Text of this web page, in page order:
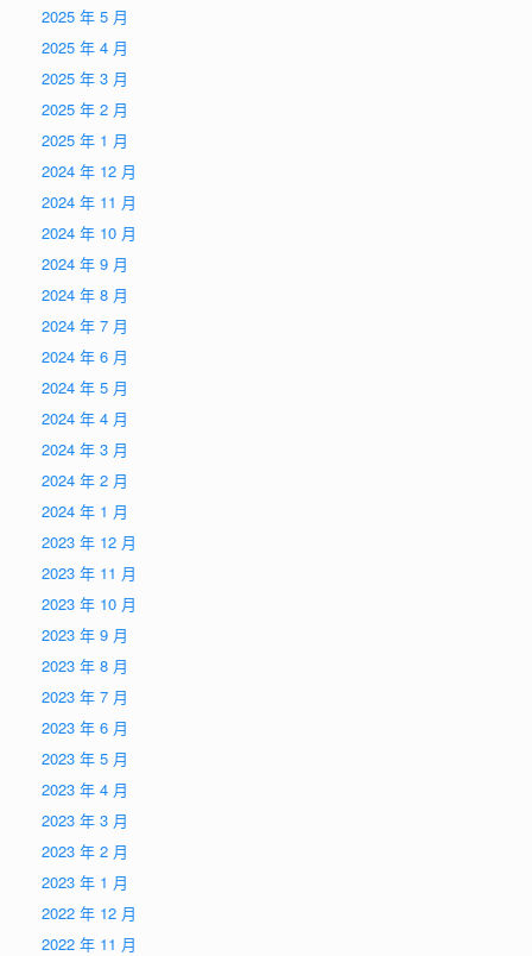
2025 年 5 月
2025 年 4 月
2025 年 3 月
2025 年 2 月
2025 年 1 月
2024 年 12 月
2024 年 11 月
2024 年 10 月
2024 年 9 月
2024 年 8 月
2024 年 7 月
2024 年 6 月
2024 年 5 月
2024 年 4 月
2024 年 3 月
2024 年 2 月
2024 年 1 月
2023 年 12 月
2023 年 11 月
2023 年 10 月
2023 年 9 月
2023 年 8 月
2023 年 7 月
2023 年 6 月
2023 年 5 月
2023 年 4 月
2023 年 3 月
2023 年 2 月
2023 年 1 月
2022 年 12 月
2022 年 11 月